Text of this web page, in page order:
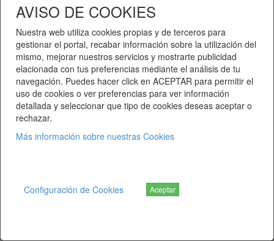
Recuérdame
Entrar Regístrese
¿Ha olvidado su contraseña?
Telematel eCommerce v14.3.38 © 2026
AVISO DE COOKIES
Nuestra web utiliza cookies propias y de terceros para
gestionar el portal, recabar información sobre la utilización del
mismo, mejorar nuestros servicios y mostrarte publicidad
elacionada con tus preferencias mediante el análisis de tu
navegación. Puedes hacer click en ACEPTAR para permitir el
uso de cookies o ver preferencias para ver información
detallada y seleccionar que tipo de cookies deseas aceptar o
rechazar.
Más información sobre nuestras Cookies
Configuración de Cookies Aceptar